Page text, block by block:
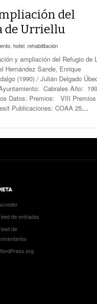
del
de Urriellu
hotel rehabilitación
y ampliación del Refugio de
Hernández Sande, Enrique
(1990) / Julián Delgado
Cabrales Año:
Datos: Premios: VIII Premios
Publicaciones: COAA 25…
de entradas
de